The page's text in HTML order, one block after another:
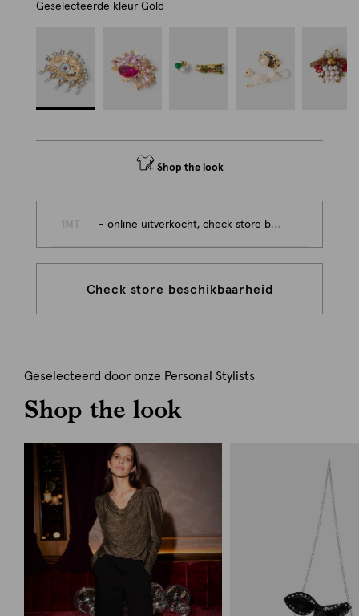
Geselecteerde kleur Gold
Shop the look
- online uitverkocht, check store beschikbaarheid
Check store beschikbaarheid
Geselecteerd door onze Personal Stylists
Shop the look